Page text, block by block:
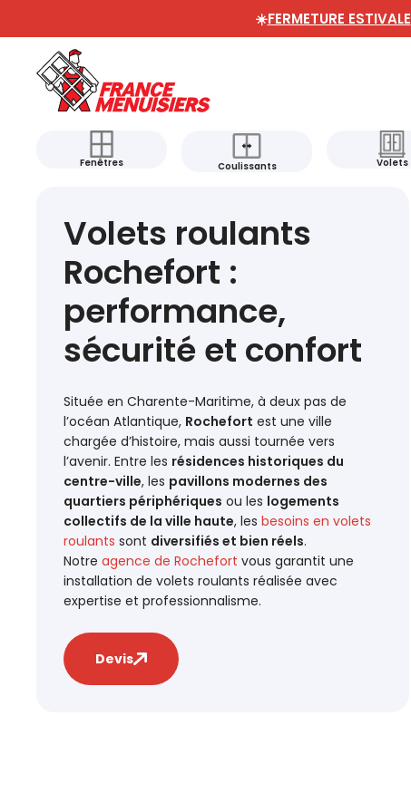
☀️FERMETURE ESTIVALE
Fenêtres Coulissants Volets
Volets roulants
Rochefort :
performance,
sécurité et confort
Située en Charente-Maritime, à deux pas de
l’océan Atlantique, Rochefort est une ville
chargée d’histoire, mais aussi tournée vers
l’avenir. Entre les résidences historiques du
centre-ville, les pavillons modernes des
quartiers périphériques ou les logements
collectifs de la ville haute, les besoins en volets
roulants sont diversifiés et bien réels.
Notre agence de Rochefort vous garantit une
installation de volets roulants réalisée avec
expertise et professionnalisme.
Devis